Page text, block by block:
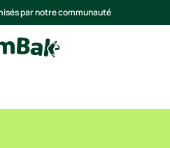
par notre communauté